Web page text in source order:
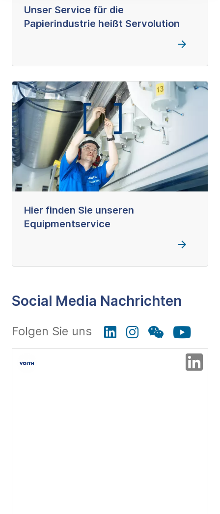
Unser Service für die
Papierindustrie heißt Servolution
Hier finden Sie unseren
Equipmentservice
Social Media Nachrichten
Folgen Sie uns